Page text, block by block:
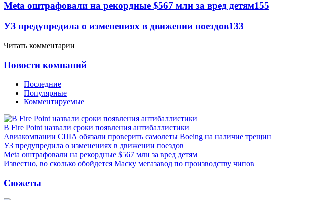
Meta оштрафовали на рекордные $567 млн за вред детям155
УЗ предупредила о изменениях в движении поездов133
Читать комментарии
Новости компаний
Последние
Популярные
Комментируемые
В Fire Point назвали сроки появления антибаллистики
Авиакомпании США обязали проверить самолеты Boeing на наличие трещин
УЗ предупредила о изменениях в движении поездов
Meta оштрафовали на рекордные $567 млн за вред детям
Известно, во сколько обойдется Маску мегазавод по производству чипов
Сюжеты